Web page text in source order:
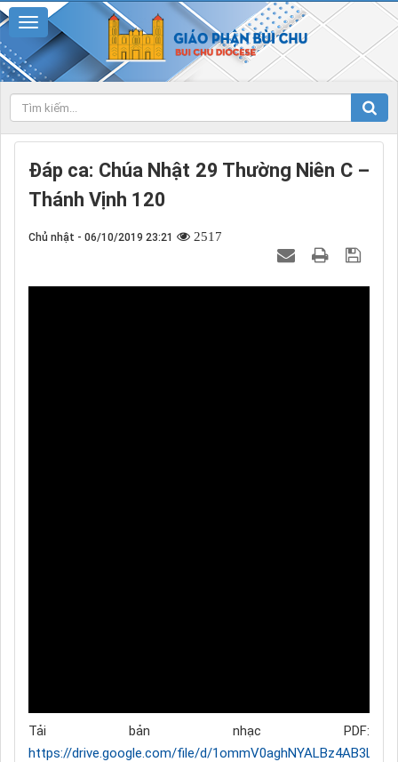
Đáp ca: Chúa Nhật 29 Thường Niên C –
Thánh Vịnh 120
Chủ nhật - 06/10/2019 23:21 2517
Tải bản nhạc PDF:
https://drive.google.com/file/d/